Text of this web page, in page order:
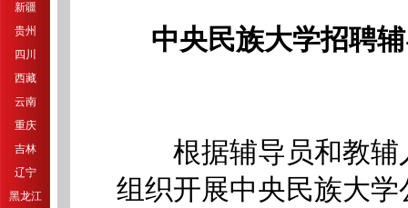
新疆
贵州
四川
西藏
云南
重庆
吉林
辽宁
黑龙江
中央民族大学招聘
根据辅导员和教辅
组织开展中央民族大